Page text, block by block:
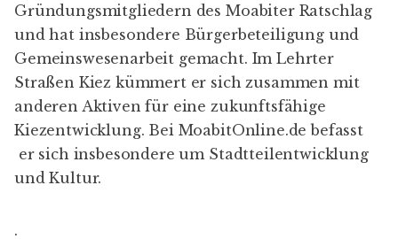
Gründungsmitgliedern des Moabiter Ratschlag
und hat insbesondere Bürgerbeteiligung und
Gemeinswesenarbeit gemacht. Im Lehrter
Straßen Kiez kümmert er sich zusammen mit
anderen Aktiven für eine zukunftsfähige
Kiezentwicklung. Bei MoabitOnline.de befasst
er sich insbesondere um Stadtteilentwicklung
und Kultur.
.